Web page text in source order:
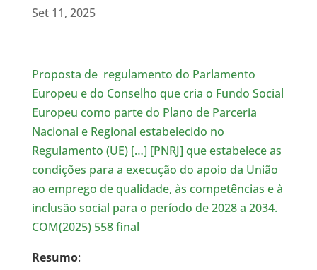
Set 11, 2025
Proposta de regulamento do Parlamento
Europeu e do Conselho que cria o Fundo Social
Europeu como parte do Plano de Parceria
Nacional e Regional estabelecido no
Regulamento (UE) […] [PNRJ] que estabelece as
condições para a execução do apoio da União
ao emprego de qualidade, às competências e à
inclusão social para o período de 2028 a 2034.
COM(2025) 558 final
Resumo: